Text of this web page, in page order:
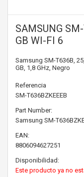
SAMSUNG
GB WI-FI 6
Samsung SM-T636B,
GB, 1,8 GHz, Negro
Referencia
SM-T636BZKEEEB
Part Number:
Samsung SM-
EAN:
8806094627251
Disponibilidad:
Este producto ya no